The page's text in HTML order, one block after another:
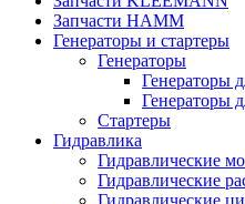
Запчасти HAMM
Генераторы и стартеры
Генераторы
Генераторы
Генераторы
Стартеры
Гидравлика
Гидравлические
Гидравлические
Гидравлические